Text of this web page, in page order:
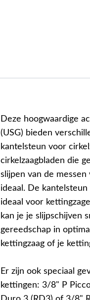
Deze hoogwaardige
(USG) bieden
kantelsteun voor
cirkelzaagbladen die
slijpen van de
ideaal. De
ideaal voor
kan je je slijpschijven
gereedschap in
kettingzaag of je
Er zijn ook speciaal
kettingen: 3/8" P